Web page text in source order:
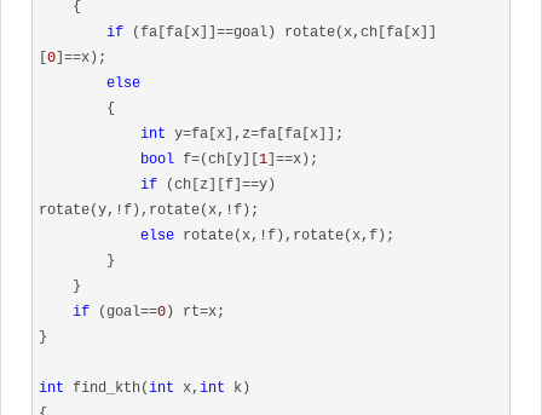
if (fa[fa[x]]==goal) rotate(x,ch[fa[x]]
0 ]==x);
else
int y=fa[x],z=fa[fa[x]];
bool f=(ch[y][ 1 ]==x);
if (ch[z][f]==y)
rotate(y,!f),rotate(x,!f);
else rotate(x,!f),rotate(x,f);
if (goal==0 ) rt=x;
}
int find_kth(int x, int k)